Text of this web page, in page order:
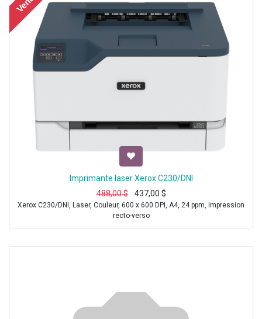
Imprimante laser Xerox C230/DNI
488,00$ 437,00 $
Xerox C230/DNI, Laser, Couleur, 600 x 600 DPI, A4, 24 ppm, Impression
recto-verso